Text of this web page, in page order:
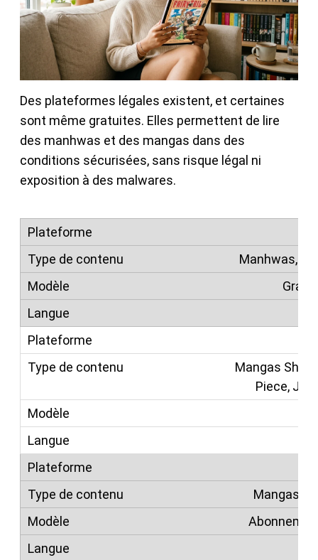
Des plateformes légales existent, et certaines
sont même gratuites. Elles permettent de lire
des manhwas et des mangas dans des
conditions sécurisées, sans risque légal ni
exposition à des malwares.
Manhwas,
Mangas
Piece,
Mangas,